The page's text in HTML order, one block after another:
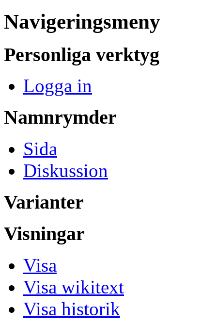
Navigeringsmeny
Personliga verktyg
Logga in
Namnrymder
Sida
Diskussion
Varianter
Visningar
Visa
Visa wikitext
Visa historik